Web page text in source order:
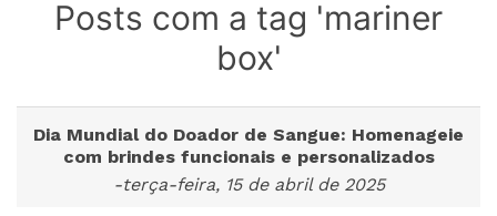
Posts com a tag 'mariner
box'
Dia Mundial do Doador de Sangue: Homenageie
com brindes funcionais e personalizados
-terça-feira, 15 de abril de 2025